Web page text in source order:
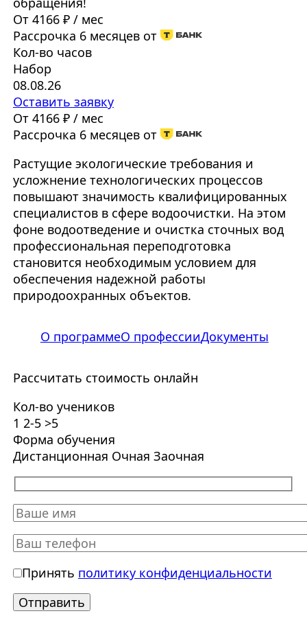
От 4166 ₽ / мес
Рассрочка 6 месяцев от
Кол-во часов
Набор
08.08.26
Оставить заявку
От 4166 ₽ / мес
Рассрочка 6 месяцев от
Растущие экологические требования и
усложнение технологических процессов
повышают значимость квалифицированных
специалистов в сфере водоочистки. На этом
фоне водоотведение и очистка сточных вод
профессиональная переподготовка
становится необходимым условием для
обеспечения надежной работы
природоохранных объектов.
О программеО профессииДокументы
Рассчитать стоимость онлайн
Кол-во учеников
1 2-5 >5
Форма обучения
Дистанционная Очная Заочная
Принять политику конфиденциальности